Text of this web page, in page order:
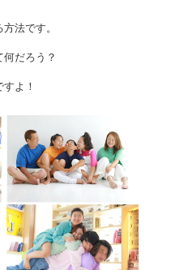
法です。
だろう？
よ！